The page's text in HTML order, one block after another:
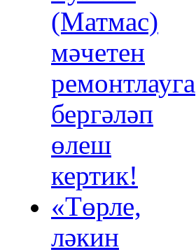
(Матмас)
мәчетен
ремонтлауга
бергәләп
өлеш
кертик!
«Төрле,
ләкин